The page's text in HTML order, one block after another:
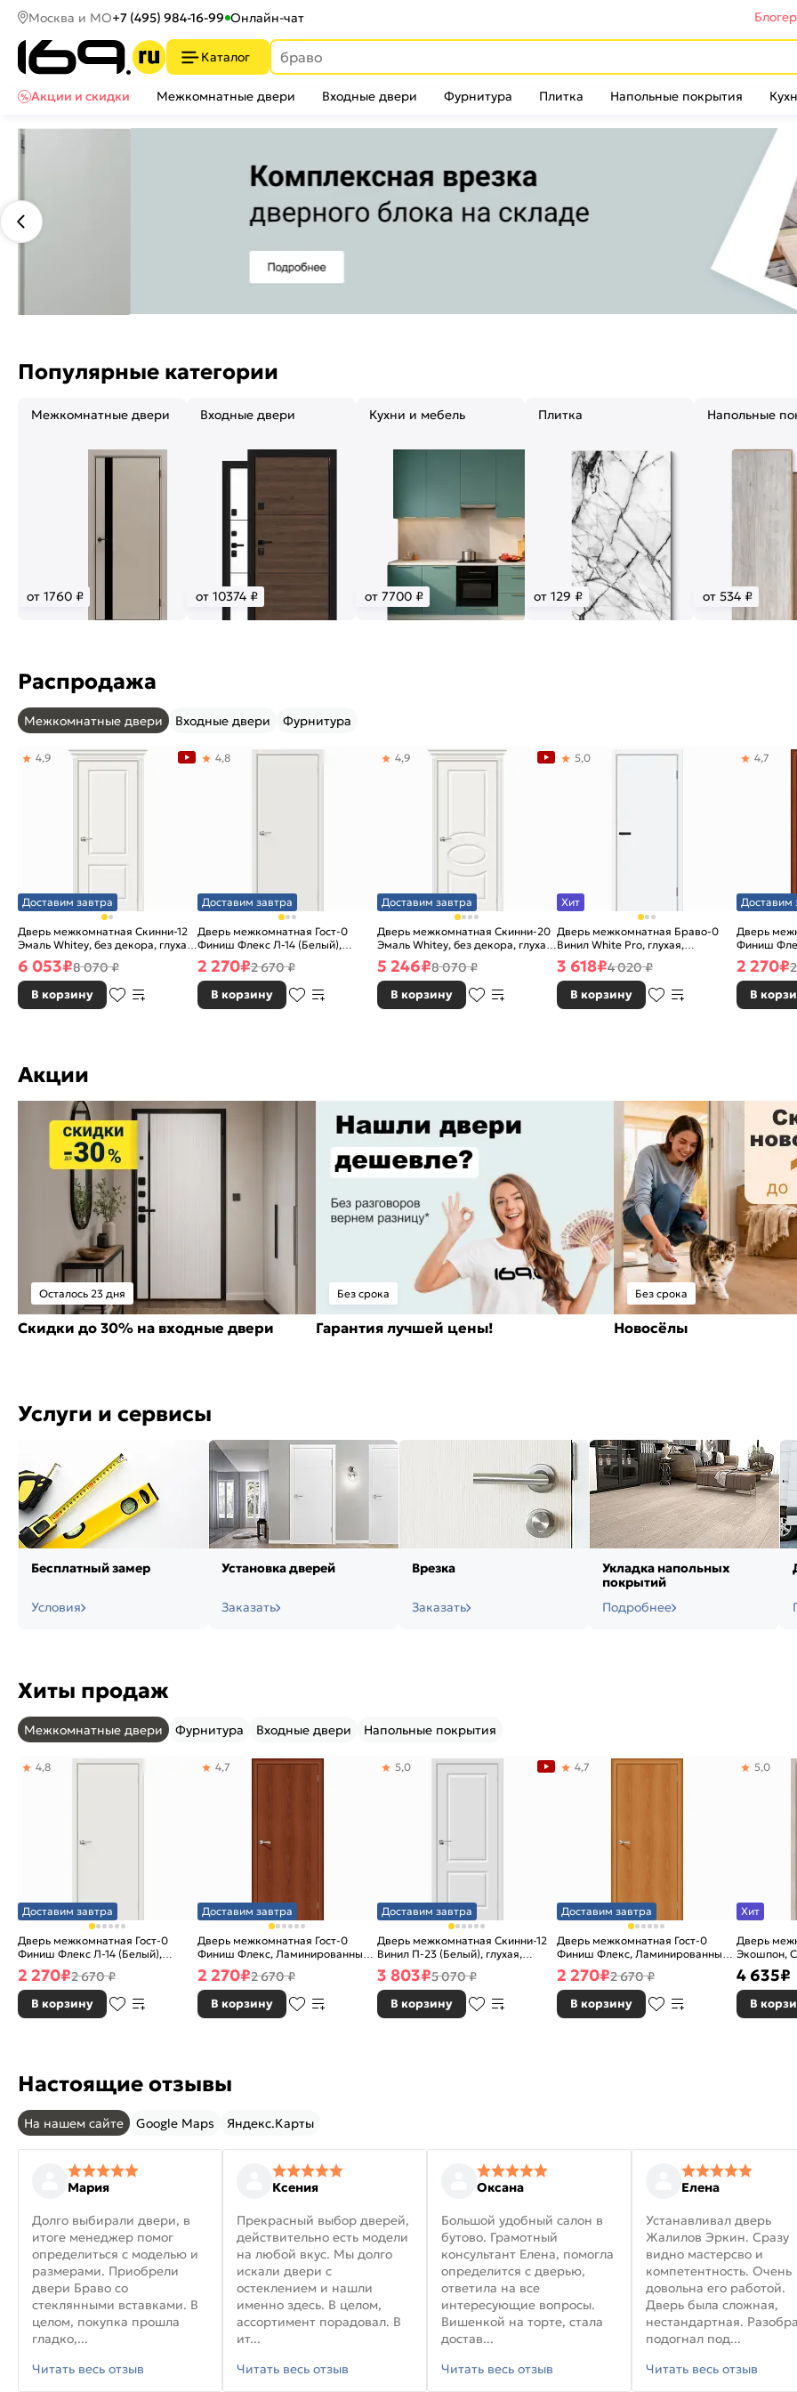
Москва и МО+7 (495) 984-16-99 Онлайн-чат
Каталог
Акции и скидки
Межкомнатные двери Входные двери Фурнитура Плитка Напольные покрытия
Популярные категории
Межкомнатные двери
от 1760 ₽
Входные двери
от 10374 ₽
Кухни и мебель
от 7700 ₽
Плитка
от 129 ₽
Напольные
от 534 ₽
Распродажа
Межкомнатные двери Входные двери Фурнитура
Доставим завтра
Дверь межкомнатная Скинни-12
Эмаль Whitey, без декора, глухая,
без стекла, без кромки, скиновая
4,9
6 053₽8 070 ₽
В корзину
Доставим завтра
Дверь межкомнатная Гост-0
Финиш Флекс Л-14 (Белый),
глухая, каркасно-щитовая
4,8
2 270₽2 670 ₽
В корзину
Доставим завтра
Дверь межкомнатная Скинни-20
Эмаль Whitey, без декора, глухая,
без стекла, без кромки, скиновая
4,9
5 246₽8 070 ₽
В корзину
Хит
Дверь межкомнатная Браво-0
Винил White Pro, глухая,
каркасно-щитовая
5,0
3 618₽4 020 ₽
В корзину
Доставим
Дверь
Финиш
Л-11
каркасно-
4,7
2 270₽
В
Акции
Осталось 23 дня
Скидки до 30% на входные двери
Без срока
Гарантия лучшей цены!
Без срока
Новосёлы
Услуги и сервисы
Бесплатный замер
Условия
Установка дверей
Заказать
Врезка
Заказать
Укладка напольных
покрытий
Подробнее
Хиты продаж
Межкомнатные двери Фурнитура Входные двери Напольные покрытия
Доставим завтра
Дверь межкомнатная Гост-0
Финиш Флекс Л-14 (Белый),
глухая, каркасно-щитовая
4,8
2 270₽2 670 ₽
В корзину
Доставим завтра
Дверь межкомнатная Гост-0
Финиш Флекс, Ламинированные
Л-11 (ИталОрех), глухая,
каркасно-щитовая
4,7
2 270₽2 670 ₽
В корзину
Доставим завтра
Дверь межкомнатная Скинни-12
Винил П-23 (Белый), глухая,
скиновая
5,0
3 803₽5 070 ₽
В корзину
Доставим завтра
Дверь межкомнатная Гост-0
Финиш Флекс, Ламинированные
Л-12 (МиланОрех), глухая,
каркасно-щитовая
4,7
2 270₽2 670 ₽
В корзину
Хит
Дверь
Экошпон,
5,0
4 635₽
В
Настоящие отзывы
На нашем сайте Google Maps Яндекс.Карты
Мария
Долго выбирали двери, в
итоге менеджер помог
определиться с моделью и
размерами. Приобрели
двери Браво со
стеклянными вставками. В
целом, покупка прошла
гладко,...
Читать весь отзыв
Ксения
Прекрасный выбор дверей,
действительно есть модели
на любой вкус. Мы долго
искали двери с
остеклением и нашли
именно здесь. В целом,
ассортимент порадовал. В
ит...
Читать весь отзыв
Оксана
Большой удобный салон в
бутово. Грамотный
консультант Елена, помогла
определится с дверью,
ответила на все
интересующие вопросы.
Вишенкой на торте, стала
достав...
Читать весь отзыв
Елена
Устанавливал дверь
Жалилов Эркин. Сразу
видно мастерсво и
компетентность. Очень
довольна его работой.
Дверь была сложная,
нестандартная.
подогнал под...
Читать весь отзыв